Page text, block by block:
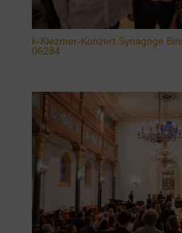
k-Klezmer-Konzert Synagoge
06284